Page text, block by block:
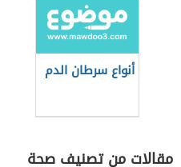
أنواع سرطان الدم
مقالات من تصنيف صحة